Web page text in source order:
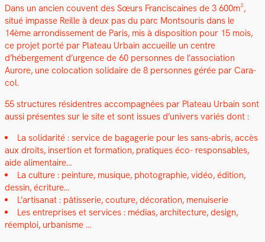
Dans un ancien cou­vent des Sœurs Fran­cis­caines de 3 600m²,
situé impasse Reille à deux pas du parc Montsouris dans le
14ème arrondisse­ment de Paris, mis à dis­po­si­tion pour 15 mois,
ce pro­jet porté par Plateau Urbain accueille un cen­tre
d’hébergement d’urgence de 60 per­son­nes de l’association
Aurore, une colo­ca­tion sol­idaire de 8 per­son­nes gérée par Cara­
col.
55 struc­tures rési­den­tres accom­pa­g­nées par Plateau Urbain sont
aus­si présentes sur le site et sont issues d’u­nivers var­iés dont :
La sol­i­dar­ité : ser­vice de bagagerie pour les sans-abris, accès
aux droits, inser­tion et for­ma­tion, pra­tiques éco- respon­s­ables,
aide ali­men­taire…
La cul­ture : pein­ture, musique, pho­togra­phie, vidéo, édi­tion,
dessin, écri­t­ure…
L’artisanat : pâtis­serie, cou­ture, déco­ra­tion, menuis­erie
Les entre­pris­es et ser­vices : médias, archi­tec­ture, design,
réem­ploi, urban­isme …